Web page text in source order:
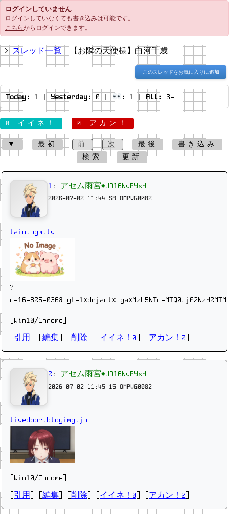
ログインしていません
ログインしていなくても書き込みは可能です。
こちらからログインできます。
スレッド一覧 【お隣の天使様】白河千歳
このスレッドをお気に入りに追加
Today: 1 | Yesterday:0 | : 1 | All: 34
0 イイネ！ 0 アカン！
▼ 最初 前 次 最後
書き込み
検索
更新
1 : アセム雨宮◆UD16NvPYxY
2026-07-02 11:44:58 OMPVG0082
lain.bgm.tv
?
[Win10/Chrome]
引用 編集 削除 イイネ！0 アカン！0
2 : アセム雨宮◆UD16NvPYxY
2026-07-02 11:45:15 OMPVG0082
livedoor.blogimg.jp
[Win10/Chrome]
[引用 ] [編集] [削除] [イイネ！0] [アカン！0]